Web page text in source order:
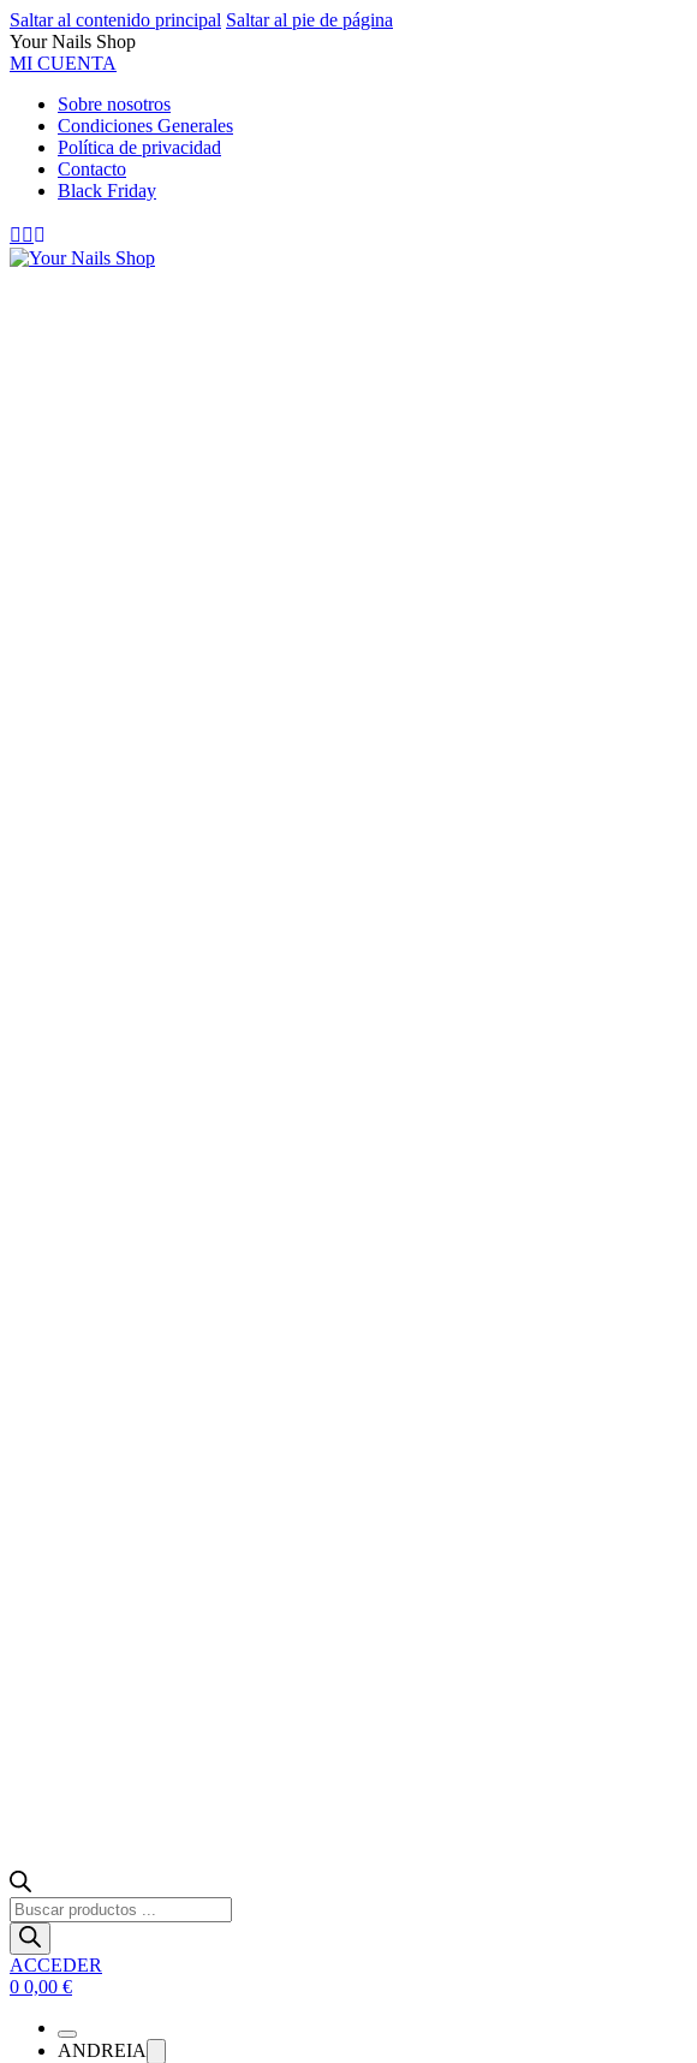
Saltar al contenido principal Saltar al pie de página
Your Nails Shop
MI CUENTA
Sobre nosotros
Condiciones Generales
Política de privacidad
Contacto
Black Friday
Búsqueda
de
productos
ACCEDER
0 0,00 €
ANDREIA